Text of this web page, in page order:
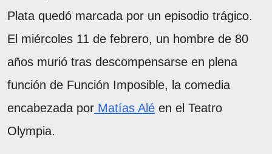
Plata quedó marcada por un episodio trágico.
El miércoles 11 de febrero, un hombre de 80
años murió tras descompensarse en plena
función de Función Imposible, la comedia
encabezada por Matías Alé en el Teatro
Olympia.